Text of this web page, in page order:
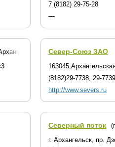
7 (8182) 29-75-28
—
Север-Союз ЗАО
(8182)29-7738, 29-
http://www.severs.ru
Северный поток
г. Архангельск, пр.